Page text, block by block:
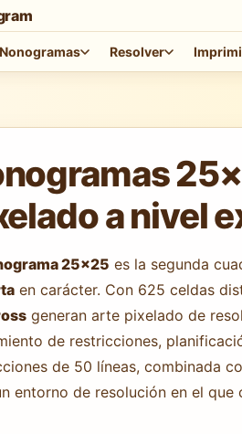
Nonogramas Resolver
a nivel
25×25 es la segunda
en carácter. Con 625 celdas
generan arte pixelado de
de restricciones,
de 50 líneas, combinada
entorno de resolución en el